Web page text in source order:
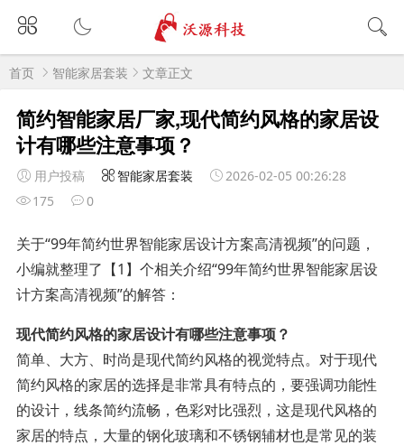
首页 智能家居套装 文章正文
简约智能家居厂家,现代简约风格的家居设
计有哪些注意事项？
用户投稿 智能家居套装
2026-02-05 00:26:28
175
0
关于“99年简约世界智能家居设计方案高清视频”的问题，
小编就整理了【1】个相关介绍“99年简约世界智能家居设
计方案高清视频”的解答：
现代简约风格的家居设计有哪些注意事项？
简单、大方、时尚是现代简约风格的视觉特点。对于现代
简约风格的家居的选择是非常具有特点的，要强调功能性
的设计，线条简约流畅，色彩对比强烈，这是现代风格的
家居的特点，大量的钢化玻璃和不锈钢辅材也是常见的装